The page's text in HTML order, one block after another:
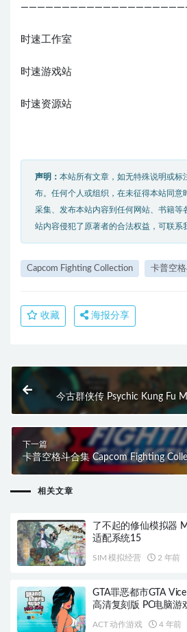
时速工作室
时速游戏站
时速资源站
声明： 本站所有文章，如无特殊说明或标
布。任何个人或组织，在未征得本站同意
采集、发布本站内容到任何网站、书籍等
站内容侵犯了原著者的合法权益，可联系
Capcom Fighting Collection 卡普空
收藏 海报分享
今古群侠传 Psychic Kung Fu
游
下一篇
卡普空格斗合集 Capcom Fighting
PC电脑游戏 适配系统WINDOWS
相关文章
了不起的修仙模拟器
适配系统15
SIM 模拟经营 2 年前
GTA罪恶都市GTA
高清复刻版 PC电脑
ACT 动作游戏 4 年前